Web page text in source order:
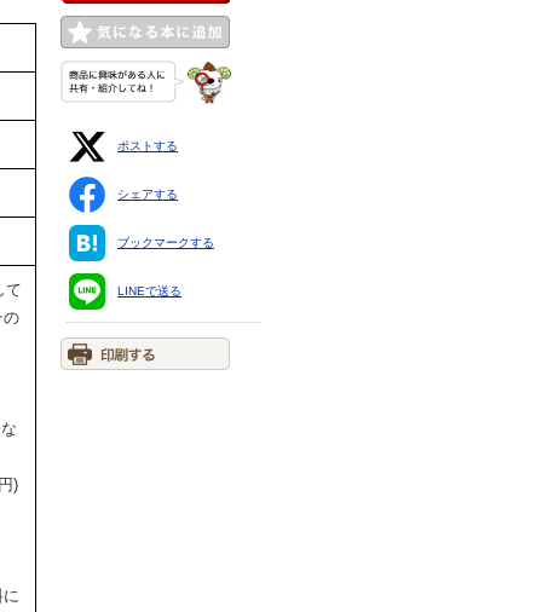
て
の
)
ポストする
シェアする
ブックマークする
LINEで送る